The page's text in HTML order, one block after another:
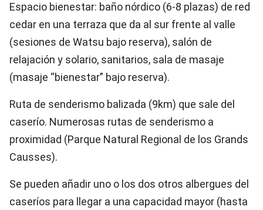
Espacio bienestar: baño nórdico (6-8 plazas) de red
cedar en una terraza que da al sur frente al valle
(sesiones de Watsu bajo reserva), salón de
relajación y solario, sanitarios, sala de masaje
(masaje “bienestar” bajo reserva).
Ruta de senderismo balizada (9km) que sale del
caserío. Numerosas rutas de senderismo a
proximidad (Parque Natural Regional de los Grands
Causses).
Se pueden añadir uno o los dos otros albergues del
caseríos para llegar a una capacidad mayor (hasta